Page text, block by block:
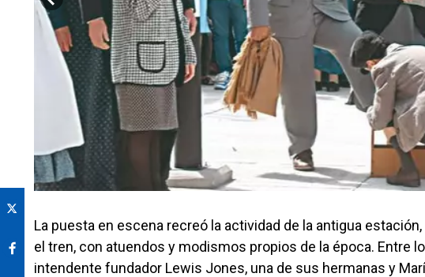
La puesta en escena recreó la actividad de la antigua
el tren, con atuendos y modismos propios de la época. Entre
intendente fundador Lewis Jones, una de sus hermanas y